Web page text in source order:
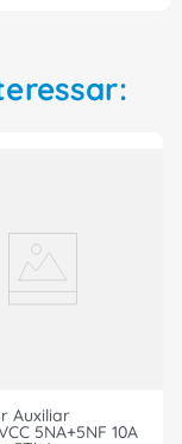
Auxiliar
5NA+5NF 10A